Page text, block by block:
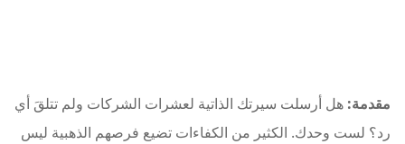
مقدمة: هل أرسلت سيرتك الذاتية لعشرات الشركات ولم تتلقَ أي
رد؟ لست وحدك. الكثير من الكفاءات تضيع فرصهم الذهبية ليس